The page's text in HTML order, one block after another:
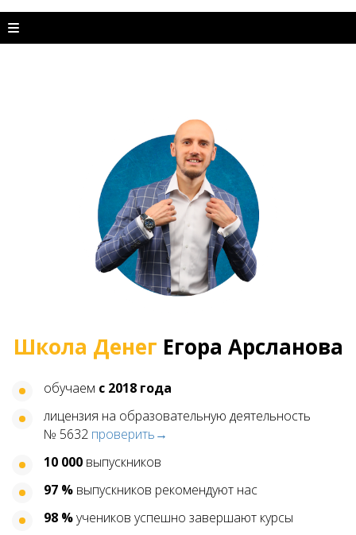
Школа Денег Егора Арсланова
обучаем с 2018 года
лицензия на образовательную деятельность
№ 5632 проверить→
10 000 выпускников
97 % выпускников рекомендуют нас
98 %учеников успешно завершают курсы